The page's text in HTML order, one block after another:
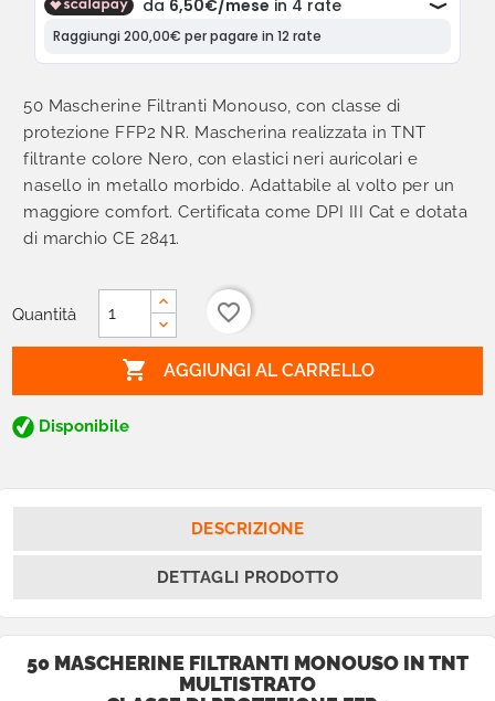
50 Mascherine Filtranti Monouso, con classe di
protezione FFP2 NR. Mascherina realizzata in TNT
filtrante colore Nero, con elastici neri auricolari e
nasello in metallo morbido. Adattabile al volto per un
maggiore comfort. Certificata come DPI III Cat e dotata
di marchio CE 2841.
Quantità
 AGGIUNGI AL CARRELLO
favorite_border
Disponibile
DESCRIZIONE
DETTAGLI PRODOTTO
50 MASCHERINE FILTRANTI MONOUSO IN TNT
MULTISTRATO